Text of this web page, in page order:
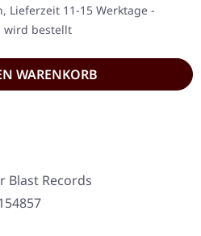
Lieferzeit 11-15 Werktage -
wird bestellt
WARENKORB
Blast Records